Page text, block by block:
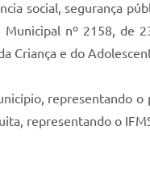
social, segurança
nº 2158,
Criança e do
representando
representando o